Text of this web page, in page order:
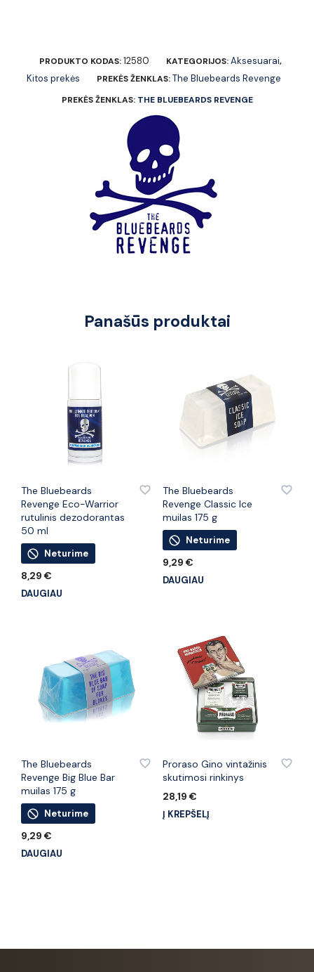
PRODUKTO KODAS:12580 KATEGORIJOS:Aksesuarai,
Kitos prekės PREKĖS ŽENKLAS:The Bluebeards Revenge
PREKĖS ŽENKLAS: THE BLUEBEARDS REVENGE
Panašūs produktai
The Bluebeards
Revenge Eco-Warrior
rutulinis dezodorantas
50 ml
Neturime
8,29 €
DAUGIAU
The Bluebeards
Revenge Classic Ice
muilas 175 g
Neturime
9,29 €
DAUGIAU
The Bluebeards
Revenge Big Blue Bar
muilas 175 g
Neturime
9,29 €
DAUGIAU
Proraso Gino vintažinis
skutimosi rinkinys
28,19 €
Į KREPŠELĮ